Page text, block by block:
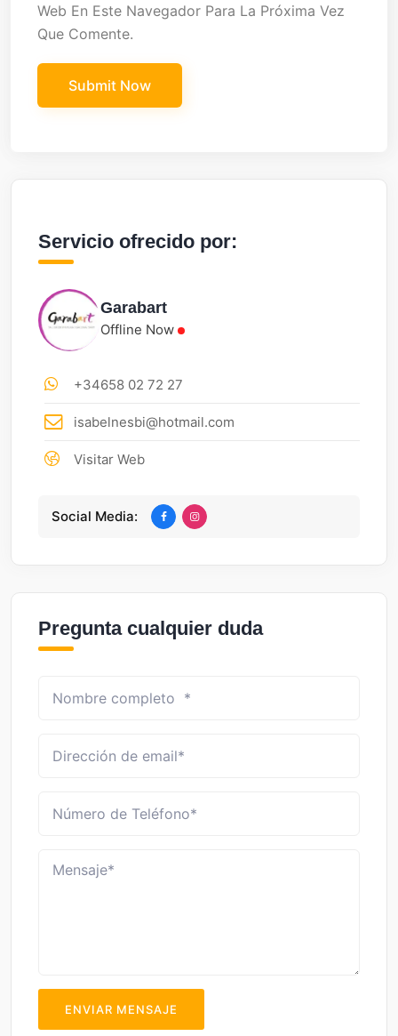
Web En Este Navegador Para La Próxima Vez
Que Comente.
Servicio ofrecido por:
Garabart
Offline Now
+34658 02 72 27
isabelnesbi@hotmail.com
Visitar Web
Social Media:
Pregunta cualquier duda
ENVIAR MENSAJE